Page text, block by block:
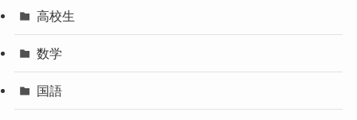
高校生
数学
国語